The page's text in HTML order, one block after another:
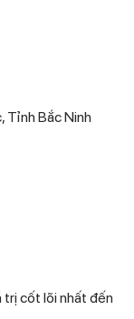
Tỉnh Bắc Ninh
trị cốt lõi nhất đến